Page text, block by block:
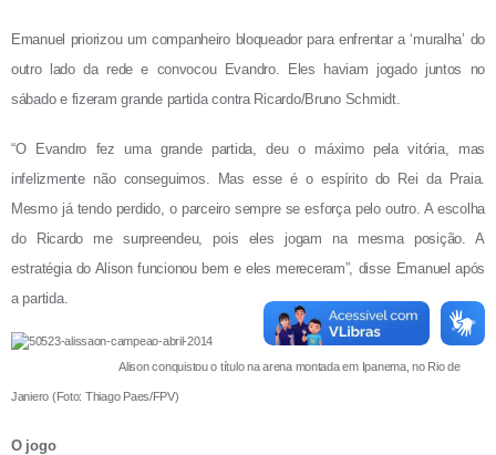
Emanuel priorizou um companheiro bloqueador para enfrentar a ‘muralha’ do
outro lado da rede e convocou Evandro. Eles haviam jogado juntos no
sábado e fizeram grande partida contra Ricardo/Bruno Schmidt.
“O Evandro fez uma grande partida, deu o máximo pela vitória, mas
infelizmente não conseguimos. Mas esse é o espírito do Rei da Praia.
Mesmo já tendo perdido, o parceiro sempre se esforça pelo outro. A escolha
do Ricardo me surpreendeu, pois eles jogam na mesma posição. A
estratégia do Alison funcionou bem e eles mereceram”, disse Emanuel após
a partida.
Alison conquistou o título na arena montada em Ipanema, no Rio de
Janiero (Foto: Thiago Paes/FPV)
O jogo